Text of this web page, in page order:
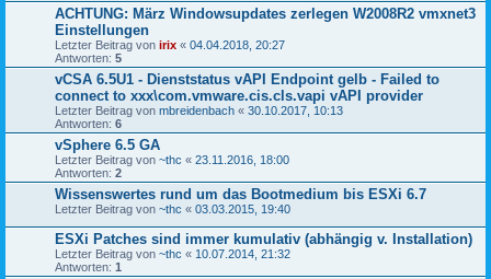
ACHTUNG: März Windowsupdates zerlegen W2008R2 vmxnet3
Einstellungen
Letzter Beitrag von irix « 04.04.2018, 20:27
Antworten: 5
vCSA 6.5U1 - Dienststatus vAPI Endpoint gelb - Failed to
connect to xxx\com.vmware.cis.cls.vapi vAPI provider
Letzter Beitrag von mbreidenbach « 30.10.2017, 10:13
Antworten: 6
vSphere 6.5 GA
Letzter Beitrag von ~thc « 23.11.2016, 18:00
Antworten: 2
Wissenswertes rund um das Bootmedium bis ESXi 6.7
Letzter Beitrag von ~thc « 03.03.2015, 19:40
ESXi Patches sind immer kumulativ (abhängig v. Installation)
Letzter Beitrag von ~thc « 10.07.2014, 21:32
Antworten: 1